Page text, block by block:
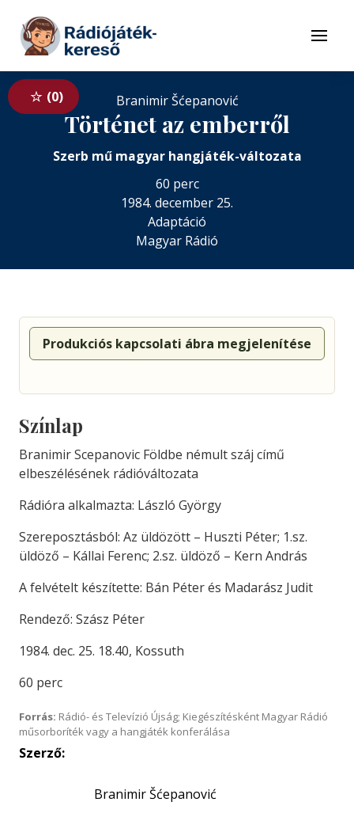
Tovább a tartalomhoz
Menü
0 Branimir Šćepanović
Történet az emberről
Szerb mű magyar hangjáték-változata
60 perc
1984. december 25.
Adaptáció
Magyar Rádió
Produkciós kapcsolati ábra megjelenítése
Színlap
Branimir Scepanovic Földbe némult száj című
elbeszélésének rádióváltozata
Rádióra alkalmazta: László György
Szereposztásból: Az üldözött – Huszti Péter; 1.sz.
üldöző – Kállai Ferenc; 2.sz. üldöző – Kern András
A felvételt készítette: Bán Péter és Madarász Judit
Rendező: Szász Péter
1984. dec. 25. 18.40, Kossuth
60 perc
Forrás: Rádió- és Televízió Újság; Kiegészítésként Magyar Rádió
műsorboríték vagy a hangjáték konferálása
Szerző:
Branimir Šćepanović